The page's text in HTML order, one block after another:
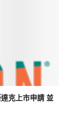
克上市申請 並